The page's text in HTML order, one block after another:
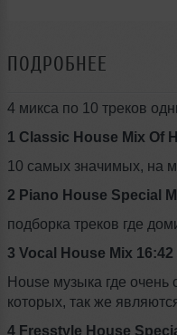
ПОДРОБНЕЕ
4 микса по 10 треков
1 Сlassic House Mix Of
10 самых значимых, на
2 Piano House Special
подборка треков где
3 Vocal House Mix 16:42
House музыка где
которых, так же
4 Fresstyle House